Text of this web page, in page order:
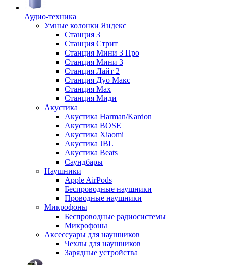
Аудио-техника
Умные колонки Яндекс
Станция 3
Станция Стрит
Станция Мини 3 Про
Станция Мини 3
Станция Лайт 2
Станция Дуо Макс
Станция Max
Станция Миди
Акустика
Акустика Harman/Kardon
Акустика BOSE
Акустика Xiaomi
Акустика JBL
Акустика Beats
Саундбары
Наушники
Apple AirPods
Беспроводные наушники
Проводные наушники
Микрофоны
Беспроводные радиосистемы
Микрофоны
Аксессуары для наушников
Чехлы для наушников
Зарядные устройства